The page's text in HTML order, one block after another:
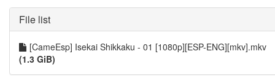
File list
[CameEsp] Isekai Shikkaku - 01 [1080p][ESP-ENG][mkv].mkv
(1.3 GiB)